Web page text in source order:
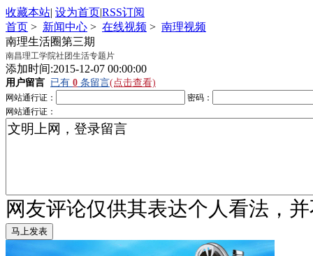
收藏本站| 设为首页|RSS订阅
首页 > 新闻中心 > 在线视频 > 南理视频
南理生活圈第三期
南昌理工学院社团生活专题片
添加时间:2015-12-07 00:00:00
用户留言 已有 0 条留言(点击查看)
网站通行证：
密码：
网站通行证：
网友评论仅供其表达个人看法，